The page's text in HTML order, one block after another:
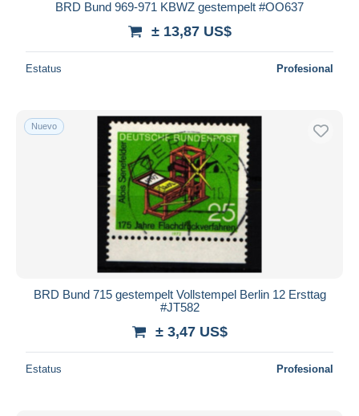
Deseleccionar todo
Mundo entero
Aplicar
BRD Bund 969-971 KBWZ gestempelt #OO637
± 13,87 US$
Estatus Profesional
Nuevo
BRD Bund 715 gestempelt Vollstempel Berlin 12 Ersttag
#JT582
± 3,47 US$
Estatus Profesional